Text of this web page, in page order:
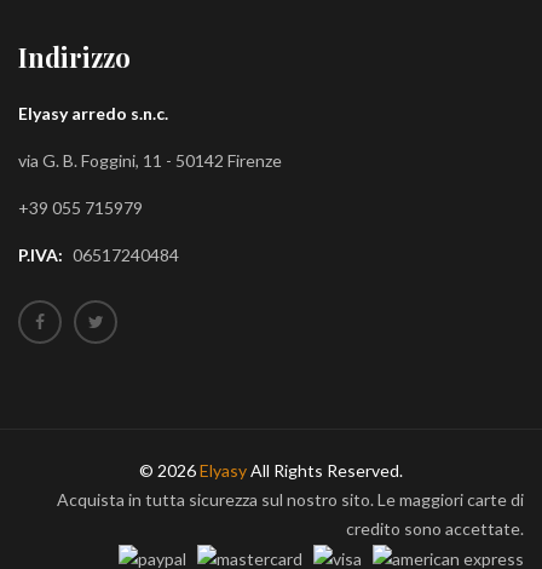
Indirizzo
Elyasy arredo s.n.c.
via G. B. Foggini, 11 - 50142 Firenze
+39 055 715979
P.IVA: 06517240484
© 2026ElyasyAll Rights Reserved.
Acquista in tutta sicurezza sul nostro sito. Le maggiori carte di
credito sono accettate.